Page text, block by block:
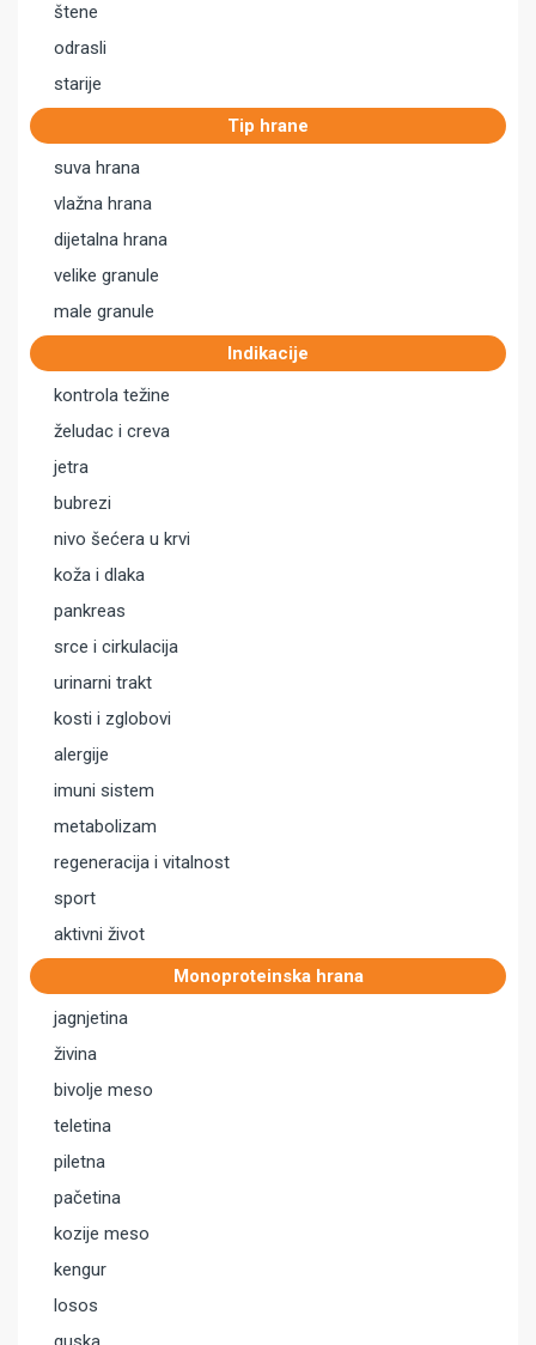
štene
odrasli
starije
Tip hrane
suva hrana
vlažna hrana
dijetalna hrana
velike granule
male granule
Indikacije
kontrola težine
želudac i creva
jetra
bubrezi
nivo šećera u krvi
koža i dlaka
pankreas
srce i cirkulacija
urinarni trakt
kosti i zglobovi
alergije
imuni sistem
metabolizam
regeneracija i vitalnost
sport
aktivni život
Monoproteinska hrana
jagnjetina
živina
bivolje meso
teletina
piletna
pačetina
kozije meso
kengur
losos